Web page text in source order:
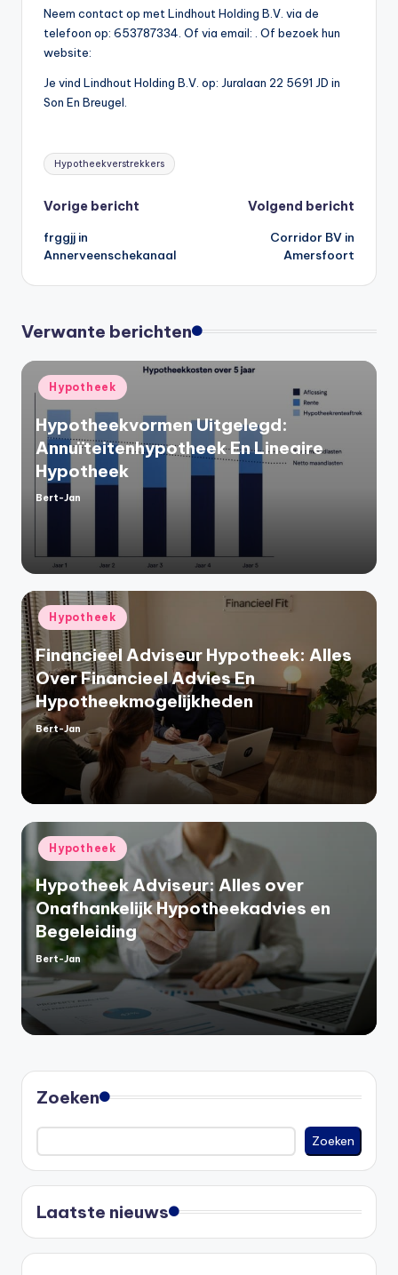
Neem contact op met Lindhout Holding B.V. via de
telefoon op: 653787334. Of via email:
. Of bezoek hun
website:
Je vind Lindhout Holding B.V. op: Juralaan 22 5691 JD in
Son En Breugel.
Tags:
Hypotheekverstrekkers
Bericht
navigatie
Vorige bericht
frggjj in
Annerveenschekanaal
Volgend bericht
Corridor BV in
Amersfoort
Verwante berichten
Geplaatst
in
Hypotheek
Hypotheekvormen Uitgelegd:
Annuïteitenhypotheek En Lineaire
Hypotheek
Geplaatst
Bert-Jan
Geplaatst
in
Hypotheek
Financieel Adviseur Hypotheek: Alles
Over Financieel Advies En
Hypotheekmogelijkheden
Geplaatst
Bert-Jan
Geplaatst
in
Hypotheek
Hypotheek Adviseur: Alles over
Onafhankelijk Hypotheekadvies en
Begeleiding
Geplaatst
door
Bert-Jan
Zoeken
Zoeken
Laatste nieuws